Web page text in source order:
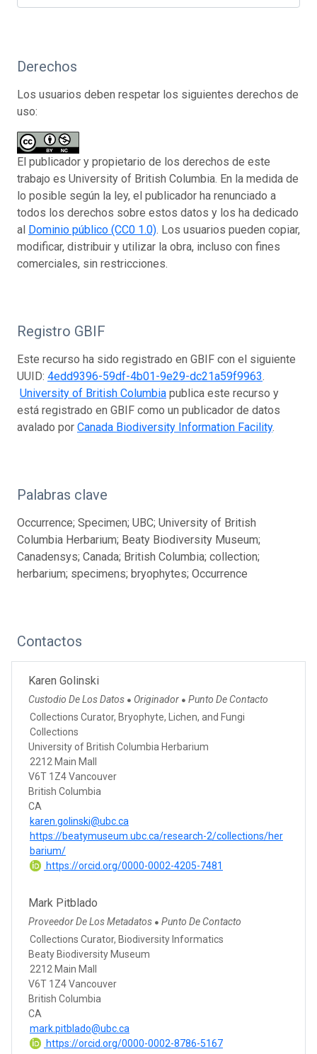
Derechos
Los usuarios deben respetar los siguientes derechos de
uso:
El publicador y propietario de los derechos de este
trabajo es University of British Columbia. En la medida de
lo posible según la ley, el publicador ha renunciado a
todos los derechos sobre estos datos y los ha dedicado
al Dominio público (CC0 1.0). Los usuarios pueden copiar,
modificar, distribuir y utilizar la obra, incluso con fines
comerciales, sin restricciones.
Registro GBIF
Este recurso ha sido registrado en GBIF con el siguiente
UUID: 4edd9396-59df-4b01-9e29-dc21a59f9963.
University of British Columbia publica este recurso y
está registrado en GBIF como un publicador de datos
avalado por Canada Biodiversity Information Facility.
Palabras clave
Occurrence; Specimen; UBC; University of British
Columbia Herbarium; Beaty Biodiversity Museum;
Canadensys; Canada; British Columbia; collection;
herbarium; specimens; bryophytes; Occurrence
Contactos
Karen Golinski
Custodio De Los Datos ● Originador ● Punto De Contacto
Collections Curator, Bryophyte, Lichen, and Fungi
Collections
University of British Columbia Herbarium
2212 Main Mall
V6T 1Z4 Vancouver
British Columbia
CA
karen.golinski@ubc.ca
https://beatymuseum.ubc.ca/research-2/collections/her
barium/
https://orcid.org/0000-0002-4205-7481
Mark Pitblado
Proveedor De Los Metadatos ● Punto De Contacto
Collections Curator, Biodiversity Informatics
Beaty Biodiversity Museum
2212 Main Mall
V6T 1Z4 Vancouver
British Columbia
CA
mark.pitblado@ubc.ca
https://orcid.org/0000-0002-8786-5167